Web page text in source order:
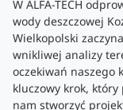
W ALFA-TECH
wody deszczowej
Wielkopolski
wnikliwej analizy
oczekiwań naszego
kluczowy krok, który
nam stworzyć